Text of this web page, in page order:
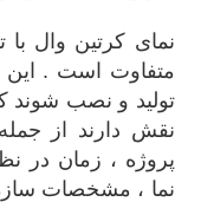
نمای کرتین وال
متفاوت است . این
تولید و نصب شوند
نقش دارند از
پروژه ، زمان در
نما ، مشخصات